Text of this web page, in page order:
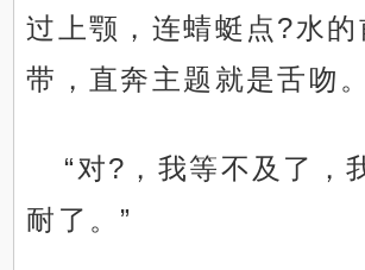
过上颚，连蜻蜓点?水的
带，直奔主题就是舌吻。
“对?，我等不及了，
耐了。”